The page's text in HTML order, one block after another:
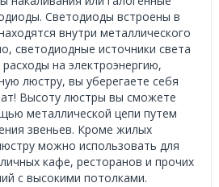
Светодиоды встроены в
внутри металлического
светодиодные источники света
на электроэнергию,
люстру, вы уберегаете себя
Высоту люстры вы сможете
металлической цепи путем
звеньев. Кроме жилых
можно использовать для
кафе, ресторанов и прочих
с высокими потолками.